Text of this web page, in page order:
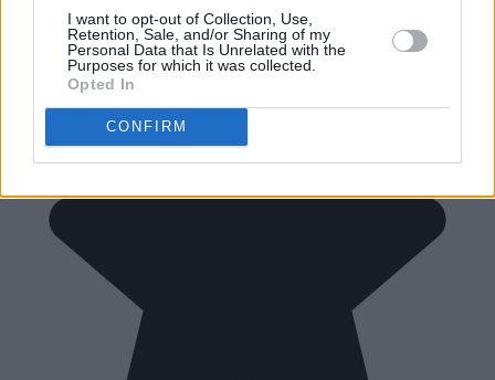
I want to opt-out of Collection, Use,
Retention, Sale, and/or Sharing of my
Personal Data that Is Unrelated with the
Purposes for which it was collected.
Opted In
CONFIRM